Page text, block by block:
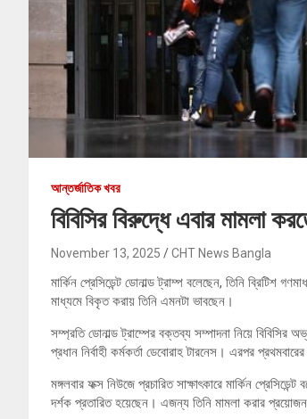
আন্তর্জাতিক খবর
বিবিসির বিরুদ্ধে এবার মামলা
November 13, 2025 CHT News Bangla
মার্কিন প্রেসিডেন্ট ডোনাল্ড ট্রাম্প বলেছেন, তিনি ব্রিটিশ
মাধ্যমে বিকৃত করায় তিনি এমনটা ভাবছেন।
সম্প্রতি ডোনাল্ড ট্রাম্পের বক্তব্য সম্পাদনা নিয়ে বিবিসির
প্রধান নির্বাহী কর্মকর্তা ডেবোরাহ টারনেস। এরপর
মঙ্গলবার ফক্স নিউজে প্রচারিত সাক্ষাৎকারে মার্কিন
দর্শক প্রতারিত হয়েছেন। এজন্য তিনি মামলা করার